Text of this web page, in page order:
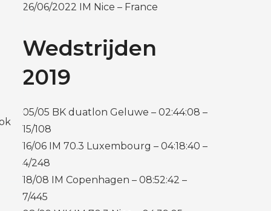
26/06/2022 IM Nice – France
Wedstrijden
2019
05/05 BK duatlon Geluwe – 02:44:08 –
15/108
16/06 IM 70.3 Luxembourg – 04:18:40 –
4/248
18/08 IM Copenhagen – 08:52:42 –
7/445